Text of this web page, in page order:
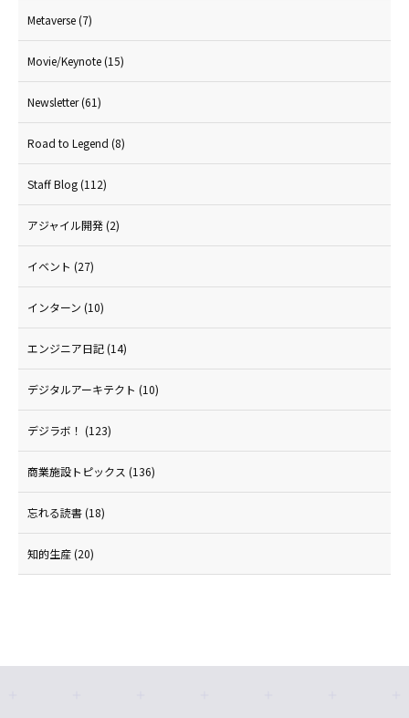
Metaverse(7)
Movie/Keynote(15)
Newsletter(61)
Road to Legend (8)
Staff Blog(112)
アジャイル開発(2)
イベント (27)
インターン (10)
エンジニア日記(14)
デジタルアーキテクト (10)
デジラボ！ (123)
商業施設トピックス (136)
忘れる読書(18)
知的生産(20)